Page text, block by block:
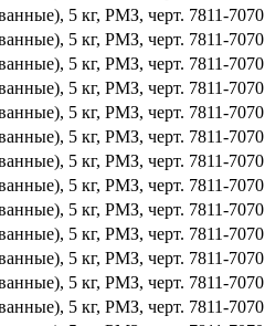
5 кг, РМЗ, черт. 7811-7070
5 кг, РМЗ, черт. 7811-7070
5 кг, РМЗ, черт. 7811-7070
5 кг, РМЗ, черт. 7811-7070
5 кг, РМЗ, черт. 7811-7070
5 кг, РМЗ, черт. 7811-7070
5 кг, РМЗ, черт. 7811-7070
5 кг, РМЗ, черт. 7811-7070
5 кг, РМЗ, черт. 7811-7070
5 кг, РМЗ, черт. 7811-7070
5 кг, РМЗ, черт. 7811-7070
5 кг, РМЗ, черт. 7811-7070
5 кг, РМЗ, черт. 7811-7070